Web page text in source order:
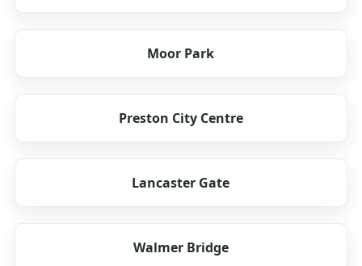
Moor Park
Preston City Centre
Lancaster Gate
Walmer Bridge